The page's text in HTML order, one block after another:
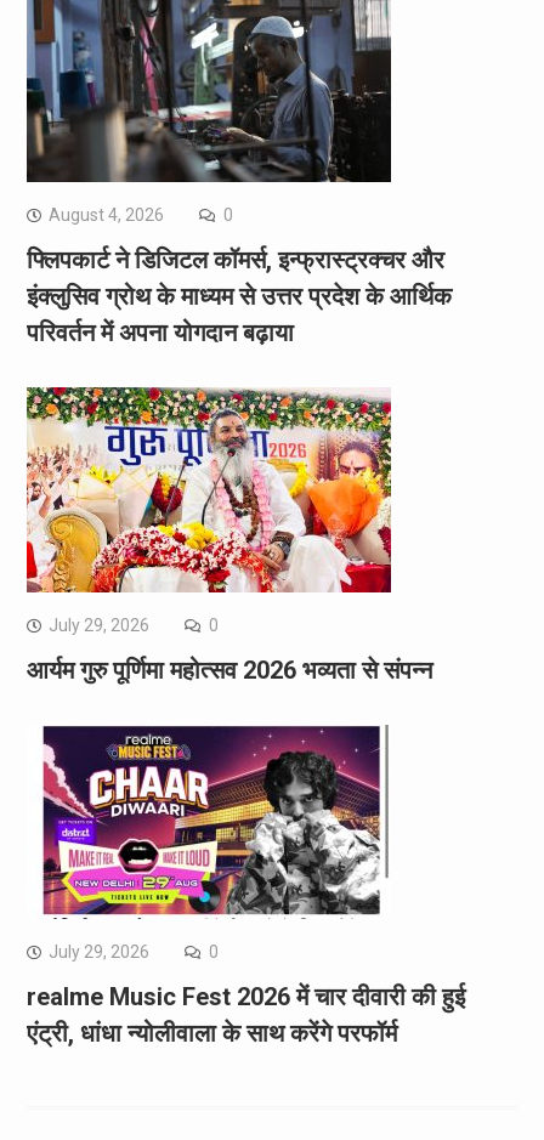
August 4, 2026 0
फ्लिपकार्ट ने डिजिटल कॉमर्स, इन्फ्रास्ट्रक्चर और
इंक्लुसिव ग्रोथ के माध्यम से उत्तर प्रदेश के आर्थिक
परिवर्तन में अपना योगदान बढ़ाया
July 29, 2026 0
आर्यम गुरु पूर्णिमा महोत्सव 2026 भव्यता से संपन्न
July 29, 2026 0
realme Music Fest 2026 में चार दीवारी की हुई
एंट्री, धांधा न्योलीवाला के साथ करेंगे परफॉर्म